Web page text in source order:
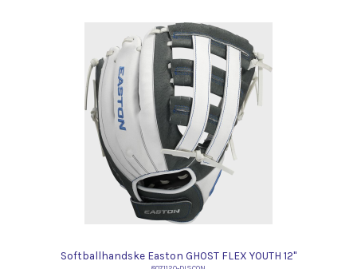
Softballhandske Easton GHOST FLEX YOUTH 12"